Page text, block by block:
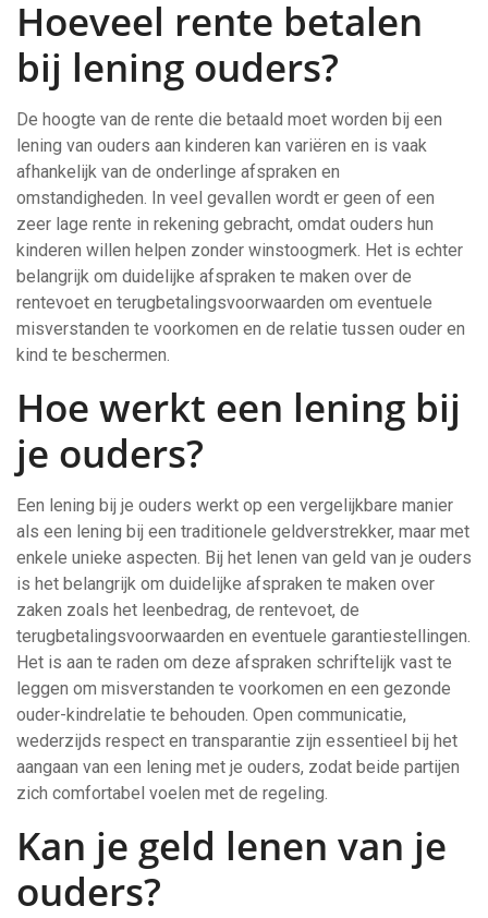
Hoeveel rente betalen
bij lening ouders?
De hoogte van de rente die betaald moet worden bij een
lening van ouders aan kinderen kan variëren en is vaak
afhankelijk van de onderlinge afspraken en
omstandigheden. In veel gevallen wordt er geen of een
zeer lage rente in rekening gebracht, omdat ouders hun
kinderen willen helpen zonder winstoogmerk. Het is echter
belangrijk om duidelijke afspraken te maken over de
rentevoet en terugbetalingsvoorwaarden om eventuele
misverstanden te voorkomen en de relatie tussen ouder en
kind te beschermen.
Hoe werkt een lening bij
je ouders?
Een lening bij je ouders werkt op een vergelijkbare manier
als een lening bij een traditionele geldverstrekker, maar met
enkele unieke aspecten. Bij het lenen van geld van je ouders
is het belangrijk om duidelijke afspraken te maken over
zaken zoals het leenbedrag, de rentevoet, de
terugbetalingsvoorwaarden en eventuele garantiestellingen.
Het is aan te raden om deze afspraken schriftelijk vast te
leggen om misverstanden te voorkomen en een gezonde
ouder-kindrelatie te behouden. Open communicatie,
wederzijds respect en transparantie zijn essentieel bij het
aangaan van een lening met je ouders, zodat beide partijen
zich comfortabel voelen met de regeling.
Kan je geld lenen van je
ouders?